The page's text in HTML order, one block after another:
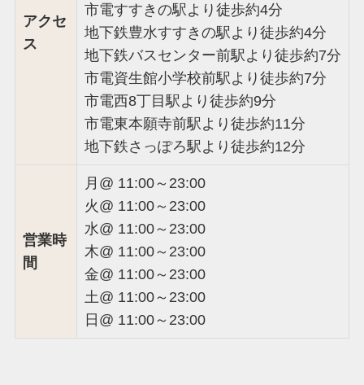
アクセ
ス
市電すすきの駅より徒歩約4分
地下鉄豊水すすきの駅より徒歩約4分
地下鉄バスセンター前駅より徒歩約7分
市電資生館小学校前駅より徒歩約7分
市電西8丁目駅より徒歩約9分
市電東本願寺前駅より徒歩約11分
地下鉄さっぽろ駅より徒歩約12分
営業時
間
月@ 11:00～23:00
火@ 11:00～23:00
水@ 11:00～23:00
木@ 11:00～23:00
金@ 11:00～23:00
土@ 11:00～23:00
日@ 11:00～23:00